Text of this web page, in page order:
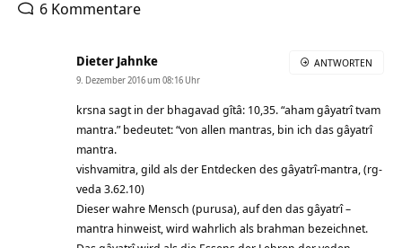
6 Kommentare
Dieter Jahnke
9. Dezember 2016 um 08:16 Uhr
krsna sagt in der bhagavad gîtâ: 10,35. “aham gâyatrî tvam
mantra.” bedeutet: “von allen mantras, bin ich das gâyatrî
mantra.
vishvamitra, gild als der Entdecken des gâyatrî-mantra, (rg-
veda 3.62.10)
Dieser wahre Mensch (purusa), auf den das gâyatrî –
mantra hinweist, wird wahrlich als brahman bezeichnet.
ANTWORTEN